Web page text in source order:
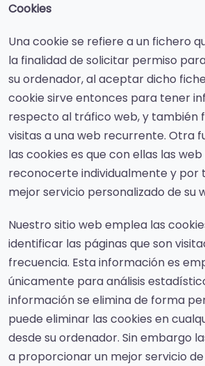
Cookies
Una cookie se refiere a un fichero
la finalidad de solicitar permiso
su ordenador, al aceptar dicho
cookie sirve entonces para tener
respecto al tráfico web, y también
visitas a una web recurrente. Otra
las cookies es que con ellas las
reconocerte individualmente y
mejor servicio personalizado de su
Nuestro sitio web emplea las
identificar las páginas que son
frecuencia. Esta información es
únicamente para análisis
información se elimina de forma
puede eliminar las cookies en
desde su ordenador. Sin embargo
a proporcionar un mejor servicio de